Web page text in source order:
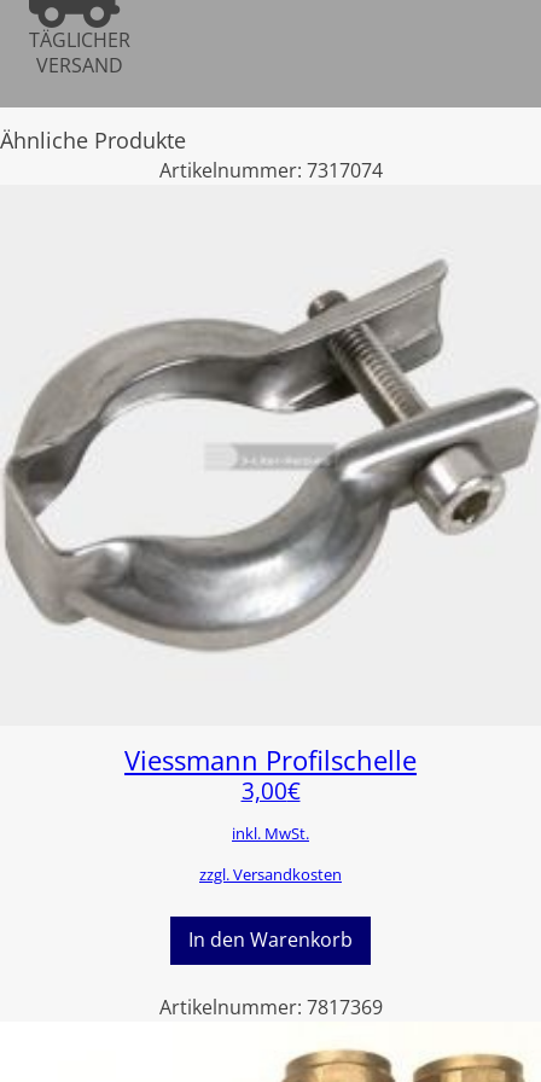
TÄGLICHER
VERSAND
Ähnliche Produkte
Artikelnummer: 7317074
Viessmann Profilschelle
3,00€
inkl. MwSt.
zzgl. Versandkosten
In den Warenkorb
Artikelnummer: 7817369